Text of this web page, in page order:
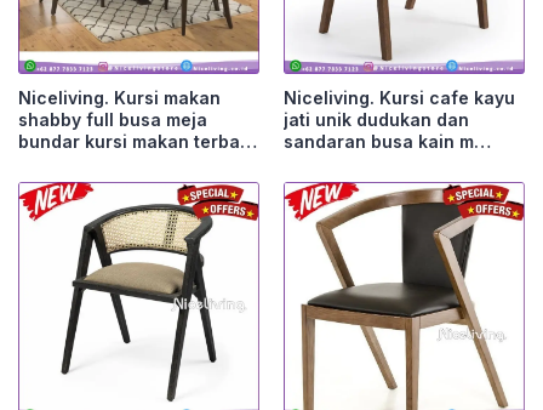
Niceliving. Kursi makan
shabby full busa meja
bundar kursi makan terba
Niceliving. Kursi cafe kayu
jati unik dudukan dan
sandaran busa kain m